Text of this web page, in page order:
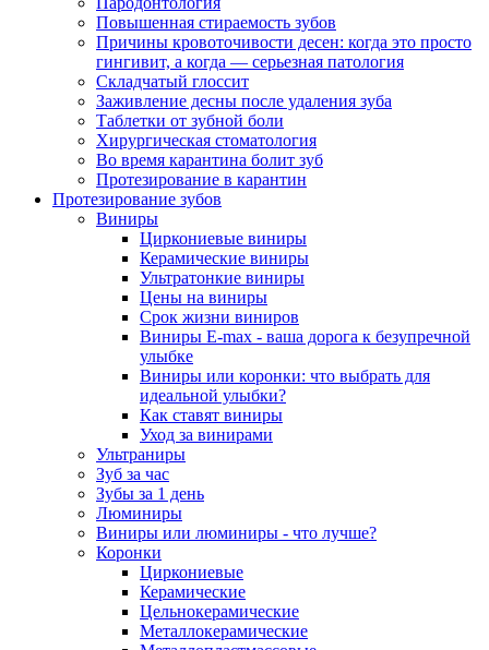
Повышенная стираемость зубов
Причины кровоточивости десен: когда это просто
гингивит, а когда — серьезная патология
Складчатый глоссит
Заживление десны после удаления зуба
Таблетки от зубной боли
Хирургическая стоматология
Во время карантина болит зуб
Протезирование в карантин
Протезирование зубов
Виниры
Циркониевые виниры
Керамические виниры
Ультратонкие виниры
Цены на виниры
Срок жизни виниров
Виниры E-max - ваша дорога к безупречной
улыбке
Виниры или коронки: что выбрать для
идеальной улыбки?
Как ставят виниры
Уход за винирами
Ультраниры
Зуб за час
Зубы за 1 день
Люминиры
Виниры или люминиры - что лучше?
Коронки
Циркониевые
Керамические
Цельнокерамические
Металлокерамические